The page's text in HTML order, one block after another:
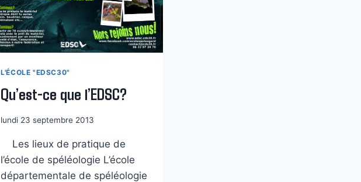
L'ÉCOLE "EDSC30"
Qu’est-ce que l’EDSC?
lundi 23 septembre 2013
Les lieux de pratique de
l’école de spéléologie L’école
départementale de spéléologie